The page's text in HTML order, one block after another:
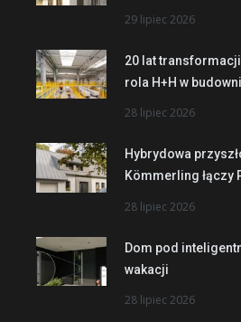
29 lipiec 2026
20 lat
rola H+H w
28 lipiec 2026
Hybrydowa
Kömmerling łączy
28 lipiec 2026
Dom pod
wakacji
28 lipiec 2026